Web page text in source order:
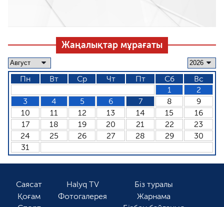
Жаңалықтар мұрағаты
Пн Вт Ср Чт Пт Сб
Вс
1
2
3
4 5 6 7 8
9
10
11 12 13 14 15
16
17
18 19 20 21 22
23
24
25 26 27 28 29
30
31
Саясат
Қоғам
Halyq TV
Фотогалерея
Біз туралы
Жарнама